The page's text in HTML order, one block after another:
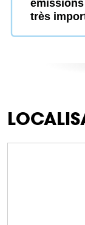
émissions
très